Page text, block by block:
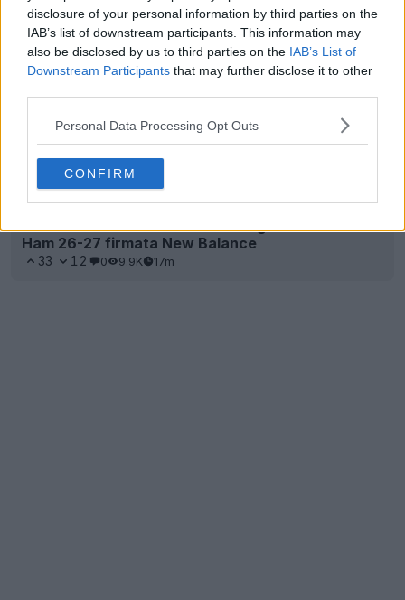
disclosure of your personal information by third parties on the
IAB’s list of downstream participants. This information may
also be disclosed by us to third parties on the IAB’s List of
Downstream Participants that may further disclose it to other
Personal Data Processing Opt Outs
CONFIRM
Addio Umbro: filtrata la terza maglia del West
Ham 26-27 firmata New Balance
33 12 0 9.9K 17m